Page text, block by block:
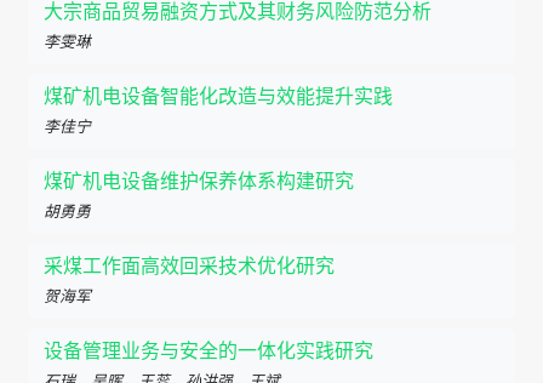
大宗商品贸易融资方式及其财务风险防范分析
李雯琳
煤矿机电设备智能化改造与效能提升实践
李佳宁
煤矿机电设备维护保养体系构建研究
胡勇勇
采煤工作面高效回采技术优化研究
贺海军
设备管理业务与安全的一体化实践研究